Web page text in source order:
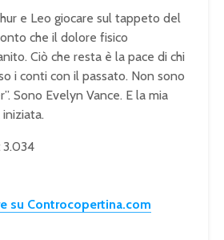
e Leo giocare sul tappeto del
che il dolore fisico
Ciò che resta è la pace di chi
i conti con il passato. Non sono
Sono Evelyn Vance. E la mia
3.034
su Controcopertina.com